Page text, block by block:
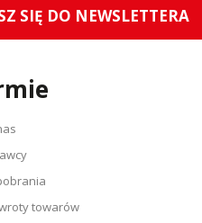
SIĘ DO NEWSLETTERA
towarów